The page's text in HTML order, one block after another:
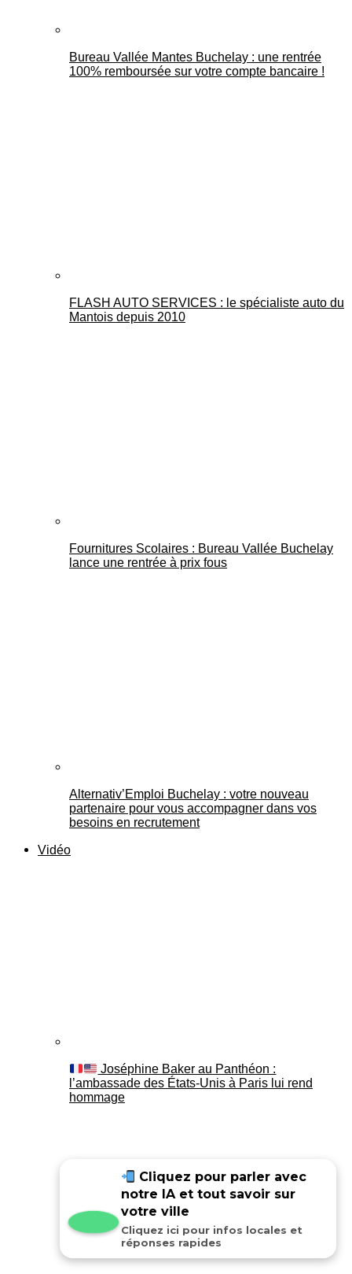
Bureau Vallée Mantes Buchelay : une rentrée
100% remboursée sur votre compte bancaire !
FLASH AUTO SERVICES : le spécialiste auto du
Mantois depuis 2010
Fournitures Scolaires : Bureau Vallée Buchelay
lance une rentrée à prix fous
Alternativ’Emploi Buchelay : votre nouveau
partenaire pour vous accompagner dans vos
besoins en recrutement
Vidéo
Joséphine Baker au Panthéon :
l’ambassade des États-Unis à Paris lui rend
hommage
Cliquez pour parler avec
notre IA et tout savoir sur
votre ville
Cliquez ici pour infos locales et
réponses rapides